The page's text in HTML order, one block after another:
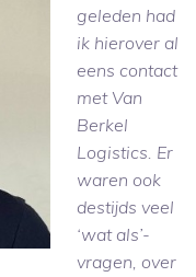
geleden had
ik hierover al
eens contact
met Van
Berkel
Logistics. Er
waren ook
destijds veel
‘wat als’-
vragen, over